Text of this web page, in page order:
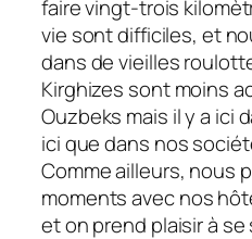
faire vingt-trois
vie sont difficiles, et
dans de vieilles
Kirghizes sont moins
Ouzbeks mais il y a ici
ici que dans nos
Comme ailleurs, nous
moments avec nos
et on prend plaisir à se